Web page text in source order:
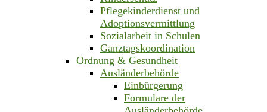
Pflegekinderdienst und
Adoptionsvermittlung
Sozialarbeit in Schulen
Ganztagskoordination
Ordnung & Gesundheit
Ausländerbehörde
Einbürgerung
Formulare der